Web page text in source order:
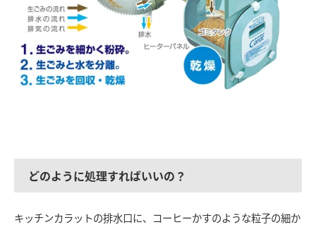
どのように処理すればいいの？
キッチンカラットの排水口に、コーヒーかすのような粒子の細か